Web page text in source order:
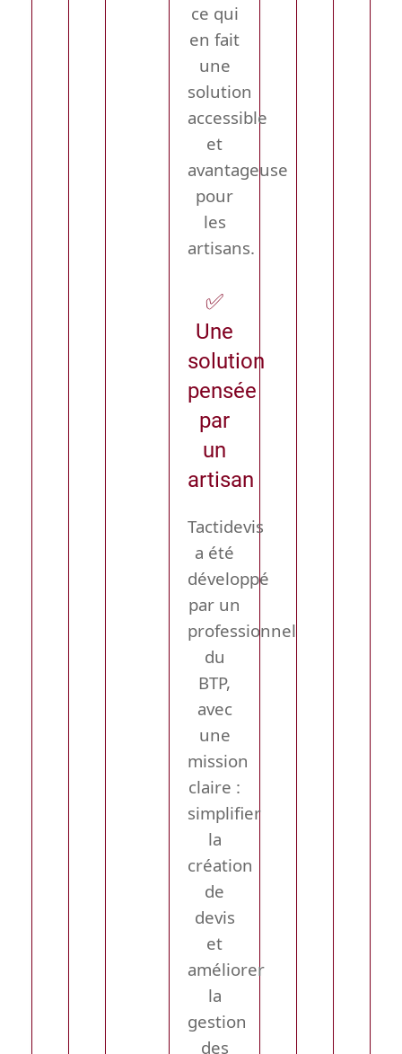
ce qui
en fait
une
solution
accessible
et
avantageuse
pour
les
artisans.
✅
Une
solution
pensée
par
un
artisan
Tactidevis
a été
développé
par un
professionnel
du
BTP,
avec
une
mission
claire :
simplifier
la
création
de
devis
et
améliorer
la
gestion
des